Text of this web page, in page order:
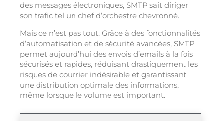
des messages électroniques, SMTP sait diriger
son trafic tel un chef d’orchestre chevronné.
Mais ce n’est pas tout. Grâce à des fonctionnalités
d’automatisation et de sécurité avancées, SMTP
permet aujourd’hui des envois d’emails à la fois
sécurisés et rapides, réduisant drastiquement les
risques de courrier indésirable et garantissant
une distribution optimale des informations,
même lorsque le volume est important.